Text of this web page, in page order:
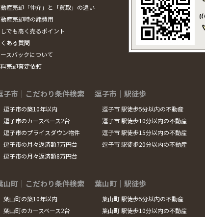
産売却「仲介」と「買取」の違い
産売却時の諸費用
でも高く売るポイント
ある質問
ースバックについて
売却査定依頼
子市｜こだわり条件検索
逗子市の築10年以内
逗子市のカースペース2台
逗子市のプライスダウン物件
逗子市の月々返済額7万円台
逗子市の月々返済額8万円台
逗子市｜駅徒歩
逗子市 駅徒歩5分以内の不動産
逗子市 駅徒歩10分以内の不動産
逗子市 駅徒歩15分以内の不動産
逗子市 駅徒歩20分以内の不動産
山町｜こだわり条件検索
葉山町の築10年以内
葉山町のカースペース2台
葉山町｜駅徒歩
葉山町 駅徒歩5分以内の不動産
葉山町 駅徒歩10分以内の不動産